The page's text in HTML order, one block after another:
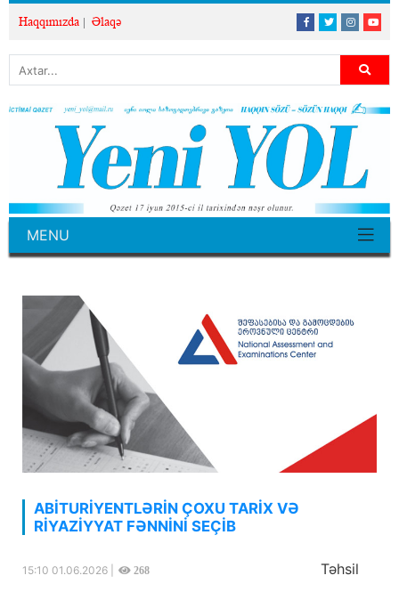
Haqqımızda Əlaqə
MENU
ABİTURİYENTLƏRİN ÇOXU TARİX VƏ
RİYAZİYYAT FƏNNİNİ SEÇİB
15:10 01.06.2026 | 268 Təhsil